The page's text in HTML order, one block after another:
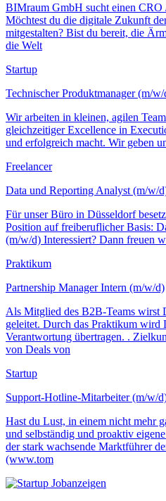
BIMraum GmbH sucht einen
Möchtest du die digitale Zukunft
mitgestalten? Bist du bereit, die
die Welt
Startup
Technischer Produktmanager (m/
Wir arbeiten in kleinen, agilen
gleichzeitiger Excellence in
und erfolgreich macht. Wir geben
Freelancer
Data und Reporting Analyst (m/w/
Für unser Büro in Düsseldorf
Position auf freiberuflicher Basis:
(m/w/d) Interessiert? Dann freuen
Praktikum
Partnership Manager Intern (m/w/d)
Als Mitglied des B2B-Teams wirst
geleitet. Durch das Praktikum wird
Verantwortung übertragen. .
von Deals von
Startup
Support-Hotline-Mitarbeiter (m/w/
Hast du Lust, in einem nicht mehr
und selbständig und proaktiv
der stark wachsende Marktführer
(www.tom